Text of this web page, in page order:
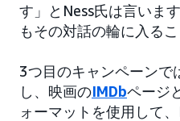
す」とNess氏は言いま
もその対話の輪に入る
3つ目のキャンペーンで
し、映画のIMDbページ
ォーマットを使用して